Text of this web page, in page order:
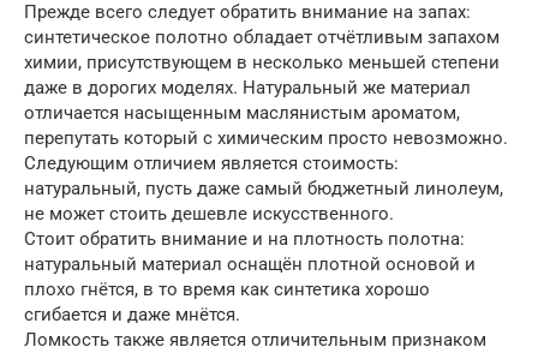
Прежде всего следует обратить внимание на запах:
синтетическое полотно обладает отчётливым запахом
химии, присутствующем в несколько меньшей степени
даже в дорогих моделях. Натуральный же материал
отличается насыщенным маслянистым ароматом,
перепутать который с химическим просто невозможно.
Следующим отличием является стоимость:
натуральный, пусть даже самый бюджетный линолеум,
не может стоить дешевле искусственного.
Стоит обратить внимание и на плотность полотна:
натуральный материал оснащён плотной основой и
плохо гнётся, в то время как синтетика хорошо
сгибается и даже мнётся.
Ломкость также является отличительным признаком